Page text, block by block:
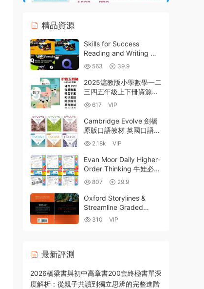
精品資源
Skills for Success
Reading and Writing 牛
津學術英語成功系列Q技
能第二版PDF電子版+全
球同類讀寫教材橫向對比
評測
563 39.9
2025滬教版小學數學一二
三四五年級上下冊資源合
集 教材課本教案PPT課件
分層練習庫單元測試期中
期末試卷電子版 百度雲網
盤下載
617 VIP
Cambridge Evolve 劍橋
原版口語教材 英國口語表
達訓練教材 1-6級學生用
書PDF+MP3音頻+練習冊
+教師用書 百度雲網盤下
載
2.18k VIP
Evan Moor Daily Higher-
Order Thinking 牛娃必備
之高階思維練習冊 PDF電
子版下載
807 29.9
Oxford Storylines &
Streamline Graded
Readers 牛津英語分級閱
310 VIP
最新評測
2026橋梁書與初中高章書200套終極書單深
度解析：從親子共讀到獨立思辨的完整進階